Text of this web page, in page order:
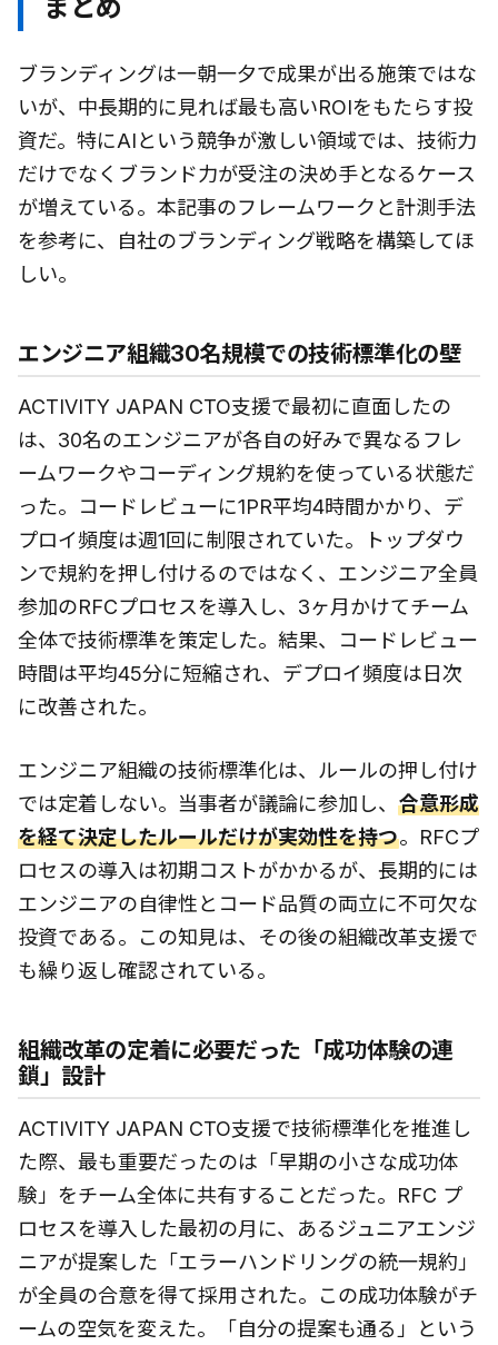
まとめ
ブランディングは一朝一夕で成果が出る施策ではな
いが、中長期的に見れば最も高いROIをもたらす投
資だ。特にAIという競争が激しい領域では、技術力
だけでなくブランド力が受注の決め手となるケース
が増えている。本記事のフレームワークと計測手法
を参考に、自社のブランディング戦略を構築してほ
しい。
エンジニア組織30名規模での技術標準化の壁
ACTIVITY JAPAN CTO支援で最初に直面したの
は、30名のエンジニアが各自の好みで異なるフレ
ームワークやコーディング規約を使っている状態だ
った。コードレビューに1PR平均4時間かかり、デ
プロイ頻度は週1回に制限されていた。トップダウ
ンで規約を押し付けるのではなく、エンジニア全員
参加のRFCプロセスを導入し、3ヶ月かけてチーム
全体で技術標準を策定した。結果、コードレビュー
時間は平均45分に短縮され、デプロイ頻度は日次
に改善された。
エンジニア組織の技術標準化は、ルールの押し付け
では定着しない。当事者が議論に参加し、 合意形成
を経て決定したルールだけが実効性を持つ。RFCプ
ロセスの導入は初期コストがかかるが、長期的には
エンジニアの自律性とコード品質の両立に不可欠な
投資である。この知見は、その後の組織改革支援で
も繰り返し確認されている。
組織改革の定着に必要だった「成功体験の連
鎖」設計
ACTIVITY JAPAN CTO支援で技術標準化を推進し
た際、最も重要だったのは「早期の小さな成功体
験」をチーム全体に共有することだった。RFC プ
ロセスを導入した最初の月に、あるジュニアエンジ
ニアが提案した「エラーハンドリングの統一規約」
が全員の合意を得て採用された。この成功体験がチ
ームの空気を変えた。「自分の提案も通る」という